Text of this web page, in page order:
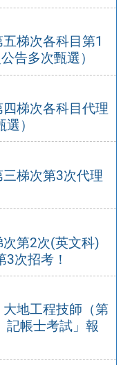
梯次各科目第1
告多次甄選）
梯次各科目代理
）
梯次第3次代理
第2次(英文科)
次招考！
地工程技師（第
記帳士考試」報